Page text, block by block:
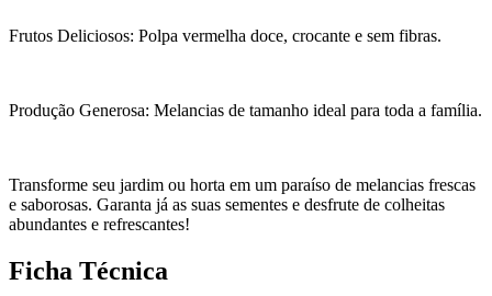
Frutos Deliciosos: Polpa vermelha doce, crocante e sem fibras.
Produção Generosa: Melancias de tamanho ideal para toda a família.
Transforme seu jardim ou horta em um paraíso de melancias frescas
e saborosas. Garanta já as suas sementes e desfrute de colheitas
abundantes e refrescantes!
Ficha Técnica